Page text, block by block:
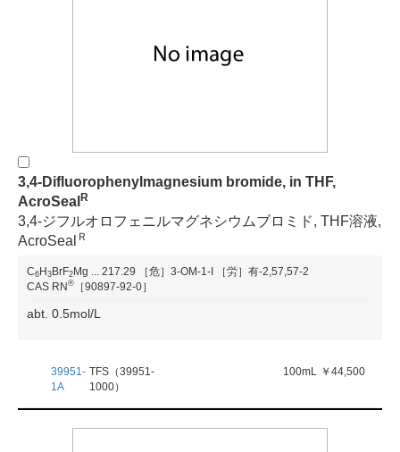
3,4-Difluorophenylmagnesium bromide, in THF,
AcroSeal R
3,4-ジフルオロフェニルマグネシウムブロミド, THF溶液,
AcroSeal Ｒ
C6H3BrF2Mg 217.29 ［危］3-OM-1-I
［労］有-2,57,57-2
CAS RN® ［90897-92-0］
abt. 0.5mol/L
39951-
1A
TFS（39951-
1000）
100mL ￥44,500